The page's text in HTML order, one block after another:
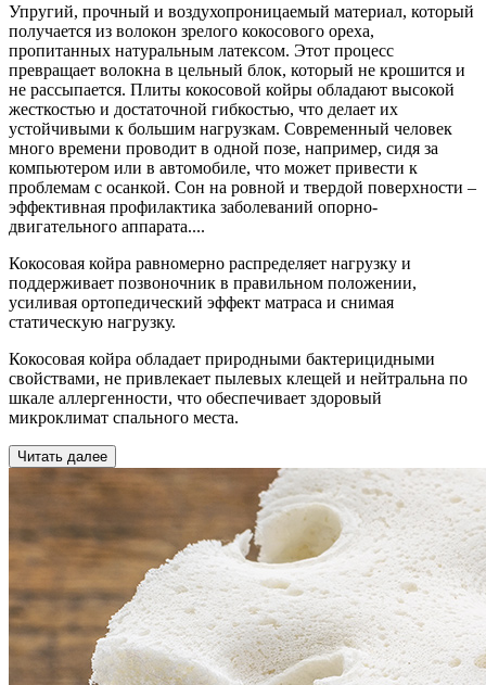
Упругий, прочный и воздухопроницаемый материал, который
получается из волокон зрелого кокосового ореха,
пропитанных натуральным латексом. Этот процесс
превращает волокна в цельный блок, который не крошится и
не рассыпается. Плиты кокосовой койры обладают высокой
жесткостью и достаточной гибкостью, что делает их
устойчивыми к большим нагрузкам. Современный человек
много времени проводит в одной позе, например, сидя за
компьютером или в автомобиле, что может привести к
проблемам с осанкой. Сон на ровной и твердой поверхности –
эффективная профилактика заболеваний опорно-
двигательного аппарата....
Кокосовая койра равномерно распределяет нагрузку и
поддерживает позвоночник в правильном положении,
усиливая ортопедический эффект матраса и снимая
статическую нагрузку.
Кокосовая койра обладает природными бактерицидными
свойствами, не привлекает пылевых клещей и нейтральна по
шкале аллергенности, что обеспечивает здоровый
микроклимат спального места.
Читать далее